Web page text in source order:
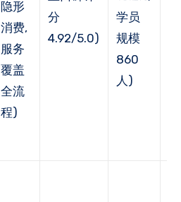
隐形
消费,
服务
覆盖
全流
程)
分
4.92/5.0)
学员
规模
860
人)